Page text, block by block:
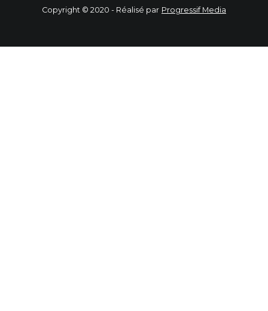
Copyright © 2020 - Réalisé par Progressif Media